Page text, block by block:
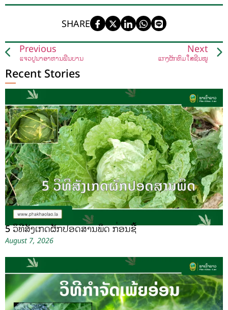
SHARE
Previous
ແຈ່ວປູນາອາຫານພື້ນບ້ານ
Next
ແກງຜັກຫົມໃສ່ຊີ້ນໝູ
Recent Stories
5 ວິທີສັງເກດຜັກປອດສານພິດ ກ່ອນຊື້
August 7, 2026